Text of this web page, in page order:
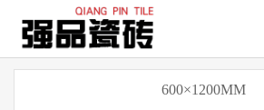
600×1200MM